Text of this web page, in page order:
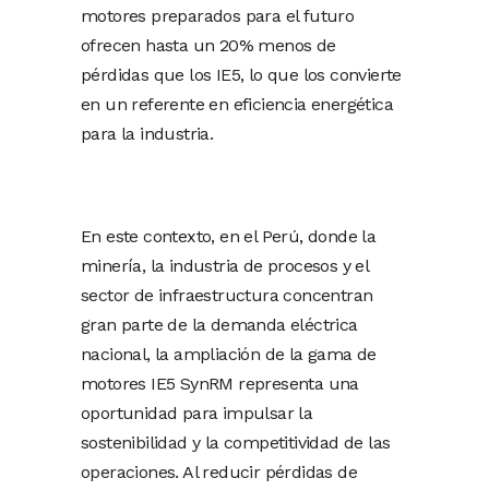
motores preparados para el futuro
ofrecen hasta un 20% menos de
pérdidas que los IE5, lo que los convierte
en un referente en eficiencia energética
para la industria.
En este contexto, en el Perú, donde la
minería, la industria de procesos y el
sector de infraestructura concentran
gran parte de la demanda eléctrica
nacional, la ampliación de la gama de
motores IE5 SynRM representa una
oportunidad para impulsar la
sostenibilidad y la competitividad de las
operaciones. Al reducir pérdidas de